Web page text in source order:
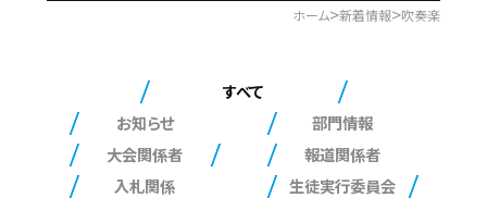
部門情報
生徒実行委員会
ホーム>新着情報>吹奏楽
すべて
お知らせ
部門情報
大会関係者
報道関係者
入札関係
生徒実行委員会